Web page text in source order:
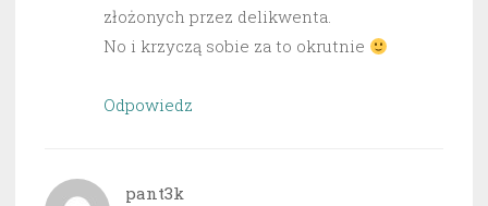
złożonych przez delikwenta.
No i krzyczą sobie za to okrutnie
Odpowiedz
pant3k